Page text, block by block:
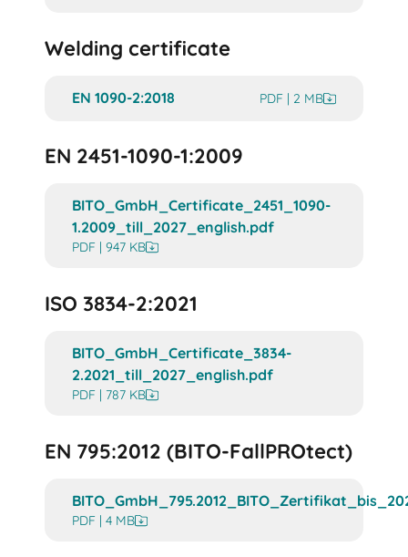
Welding certificate
EN 1090-2:2018 PDF | 2 MB
EN 2451-1090-1:2009
BITO_GmbH_Certificate_2451_1090-
1.2009_till_2027_english.pdf
PDF | 947 KB
ISO 3834-2:2021
BITO_GmbH_Certificate_3834-
2.2021_till_2027_english.pdf
PDF | 787 KB
EN 795:2012 (BITO-FallPROtect)
PDF | 4 MB